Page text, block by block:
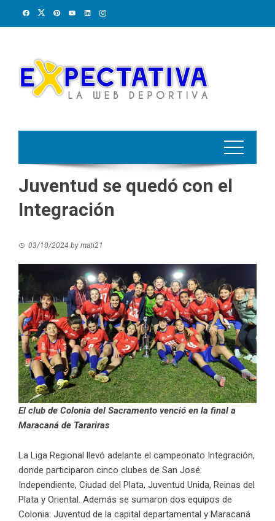
Juventud se quedó con el
Integración
03/10/2024 by mati21
El club de Colonia del Sacramento venció en la final a
Maracaná de Tarariras
La Liga Regional llevó adelante el campeonato Integración,
donde participaron cinco clubes de San José:
Independiente, Ciudad del Plata, Juventud Unida, Reinas del
Plata y Oriental. Además se sumaron dos equipos de
Colonia: Juventud de la capital departamental y Maracaná